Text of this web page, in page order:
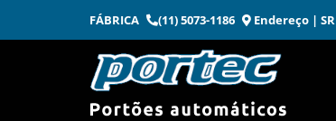
content
FÁBRICA (11) 5073-1186 Endereço |